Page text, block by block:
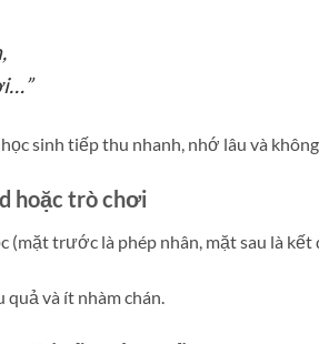
sinh tiếp thu nhanh, nhớ lâu và
hoặc trò chơi
(mặt trước là phép nhân, mặt sau là
quả và ít nhàm chán.